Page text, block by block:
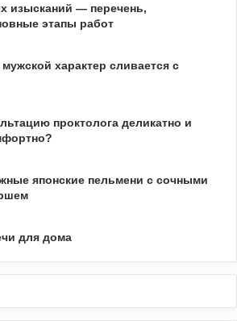
изысканий — перечень,
этапы работ
характер сливается с
проктолога деликатно и
японские пельмени с сочными
для дома